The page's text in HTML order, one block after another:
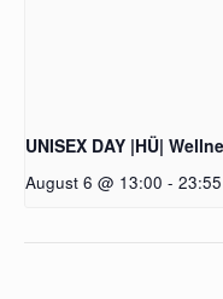
UNISEX DAY |HÜ|
August 6 @ 13:00 - 23:55